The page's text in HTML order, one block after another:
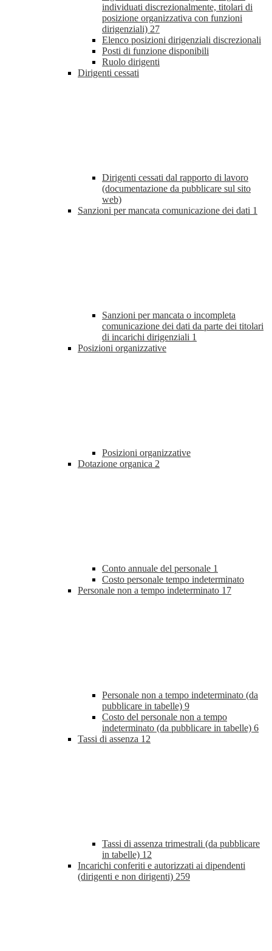
individuati discrezionalmente, titolari di
posizione organizzativa con funzioni
dirigenziali) 27
Elenco posizioni dirigenziali discrezionali
Posti di funzione disponibili
Ruolo dirigenti
Dirigenti cessati
Dirigenti cessati dal rapporto di lavoro
(documentazione da pubblicare sul sito
web)
Sanzioni per mancata comunicazione dei dati 1
Sanzioni per mancata o incompleta
comunicazione dei dati da parte dei titolari
di incarichi dirigenziali 1
Posizioni organizzative
Posizioni organizzative
Dotazione organica 2
Conto annuale del personale 1
Costo personale tempo indeterminato
Personale non a tempo indeterminato 17
Personale non a tempo indeterminato (da
pubblicare in tabelle) 9
Costo del personale non a tempo
indeterminato (da pubblicare in tabelle) 6
Tassi di assenza 12
Tassi di assenza trimestrali (da pubblicare
in tabelle) 12
Incarichi conferiti e autorizzati ai dipendenti
(dirigenti e non dirigenti) 259